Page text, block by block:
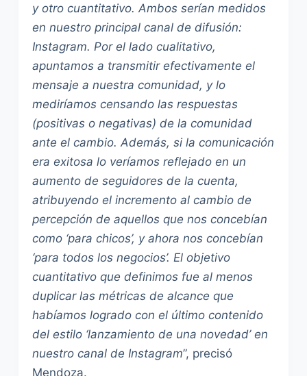
y otro cuantitativo. Ambos serían medidos
en nuestro principal canal de difusión:
Instagram. Por el lado cualitativo,
apuntamos a transmitir efectivamente el
mensaje a nuestra comunidad, y lo
mediríamos censando las respuestas
(positivas o negativas) de la comunidad
ante el cambio. Además, si la comunicación
era exitosa lo veríamos reflejado en un
aumento de seguidores de la cuenta,
atribuyendo el incremento al cambio de
percepción de aquellos que nos concebían
como ‘para chicos’, y ahora nos concebían
‘para todos los negocios’. El objetivo
cuantitativo que definimos fue al menos
duplicar las métricas de alcance que
habíamos logrado con el último contenido
del estilo ‘lanzamiento de una novedad’ en
nuestro canal de Instagram”, precisó
Mendoza.